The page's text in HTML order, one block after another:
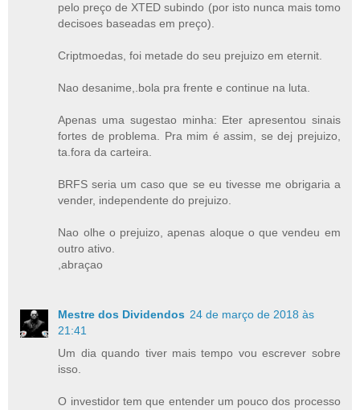
pelo preço de XTED subindo (por isto nunca mais tomo
decisoes baseadas em preço).
Criptmoedas, foi metade do seu prejuizo em eternit.
Nao desanime,.bola pra frente e continue na luta.
Apenas uma sugestao minha: Eter apresentou sinais
fortes de problema. Pra mim é assim, se dej prejuizo,
ta.fora da carteira.
BRFS seria um caso que se eu tivesse me obrigaria a
vender, independente do prejuizo.
Nao olhe o prejuizo, apenas aloque o que vendeu em
outro ativo.
,abraçao
Mestre dos Dividendos 24 de março de 2018 às
21:41
Um dia quando tiver mais tempo vou escrever sobre
isso.
O investidor tem que entender um pouco dos processo